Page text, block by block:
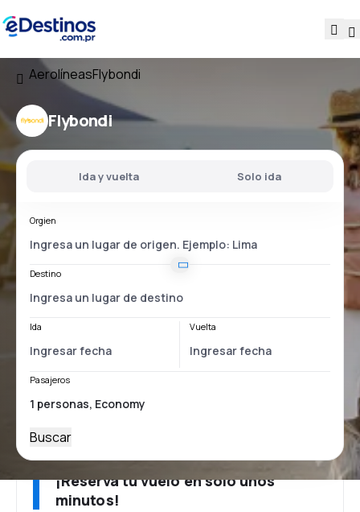
AerolíneasFlybondi
Flybondi
Ida y vuelta Solo ida
Orgien
Destino
Ida Vuelta
Pasajeros
Buscar
¡Reserva tu vuelo en solo unos
minutos!